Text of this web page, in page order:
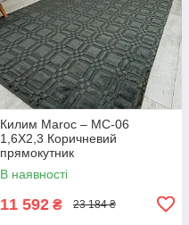
Килим Maroc – MC-06
1,6Х2,3 Коричневий
прямокутник
В наявності
11 592 ₴ 23 184 ₴